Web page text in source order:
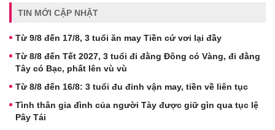
TIN MỚI CẬP NHẬT
Từ 9/8 đến 17/8, 3 tuổi ăn may Tiền cứ vơi lại đầy
Từ 8/8 đến Tết 2027, 3 tuổi đi đằng Đông có Vàng, đi đằng
Tây có Bạc, phất lên vù vù
Từ 8/8 đến 16/8: 3 tuổi đu đỉnh vận may, tiền về liên tục
Tình thân gia đình của người Tày được giữ gìn qua tục lệ
Pây Tái